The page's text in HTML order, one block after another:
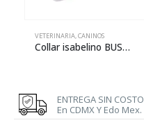
VETERINARIA,CANINOS
Collar isabelino BUSTER con huesos lila – 10 cm
ENTREGA SIN COSTO
En CDMX Y Edo Mex.